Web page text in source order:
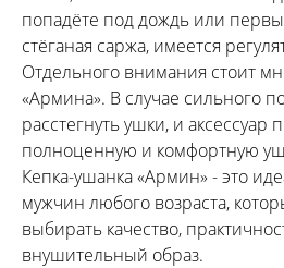
попадёте под дождь или
стёганая саржа, имеется
Отдельного внимания стоит
«Армина». В случае сильного
расстегнуть ушки, и аксессуар
полноценную и комфортную
Кепка-ушанка «Армин» - это
мужчин любого возраста,
выбирать качество,
внушительный образ.